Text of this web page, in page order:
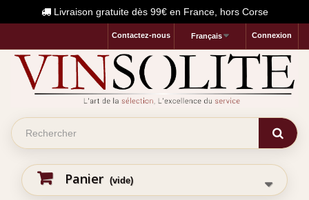
Livraison gratuite dès 99€ en France, hors Corse
Connexion
Français
Contactez-nous
Panier (vide)